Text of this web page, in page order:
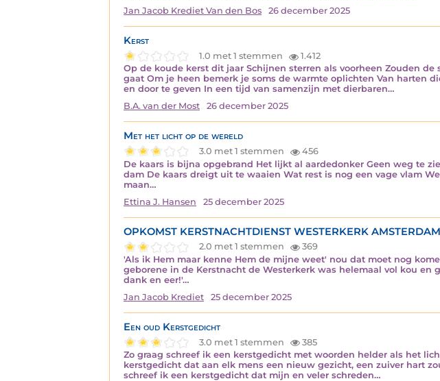
Jan Jacob Krediet Van den Bos
26 december 2025
Kerst
1.0 met 1 stemmen
1.412
Op de koude kerst dit jaar Schijnen sterren als voorheen Zouden
gaat Om je heen bemerk je soms de warmte oplichten Van harten
en door te geven In een tijd van samenzijn met dierbaren…
B.A. van der Most
26 december 2025
Met het licht op de wereld
3.0 met 1 stemmen
456
De kaars is bijna opgebrand Het lijkt al aardedonker Geen weg te
dam De kaars dreigt uit te waaien Wat rest is nog een vage vlam
maan…
Ettina J. Hansen
25 december 2025
OPKOMST KERSTNACHTDIENST WESTERKERK
2.0 met 1 stemmen
369
'Als ik Hem maar kenne Hem de mijne weet' nou dat moet nog
geborene in de Kerstnacht de Westerkerk was helemaal vol kou
dank en eer!'…
Jan Jacob Krediet
25 december 2025
Een oud Kerstgedicht
3.0 met 1 stemmen
385
Zo graag schreef ik een kerstgedicht met woorden helder als het
kerstgedicht dat aan elk mens een nieuw gezicht, een zuiver hart
schreef ik een kerstgedicht dat mijn en veler schreden…